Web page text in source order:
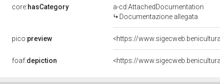
core:hasCategory
a-cd:AttachedDocumentation
Documentazione allegata
pico:preview <https://
foaf:depiction <https://